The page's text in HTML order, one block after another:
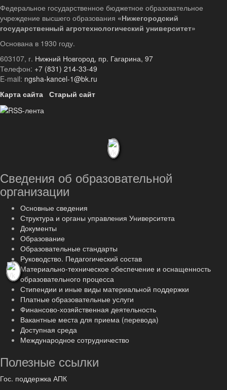
Федеральное государственное бюджетное образовательное
учреждение высшего образования «Нижегородский
государственный агротехнологический университет»
Основана в 1930 году.
603107, г. Нижний Новгород, пр. Гагарина, 97
Телефон: +7 (831) 214-33-49
E-mail: ngsha-kancel-1@bk.ru
Карта сайта Старый сайт
Сведения об образовательной
организации
Основные сведения
Структура и органы управления Университета
Документы
Образование
Образовательные стандарты
Руководство. Педагогический состав
Материально-техническое обеспечение и оснащенность
образовательного процесса
Стипендии и иные виды материальной поддержки
Платные образовательные услуги
Финансово-хозяйственная деятельность
Вакантные места для приема (перевода)
Доступная среда
Международное сотрудничество
Полезные ссылки
Гос. поддержка АПК